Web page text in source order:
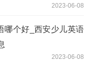
2023-06-08
哪个好_西安少儿英语
2023-06-08